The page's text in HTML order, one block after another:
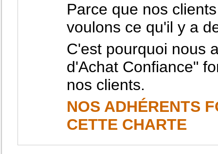
Parce que nos
voulons ce qu'il y a
C'est pourquoi nous
d'Achat Confiance"
nos clients.
NOS ADHÉRENTS
CETTE CHARTE